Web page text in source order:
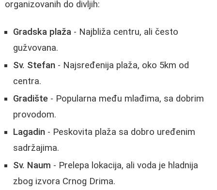
organizovanih do divljih:
Gradska plaža - Najbliža centru, ali često
gužvovana.
Sv. Stefan - Najsređenija plaža, oko 5km od
centra.
Gradište - Popularna među mlađima, sa dobrim
provodom.
Lagadin - Peskovita plaža sa dobro uređenim
sadržajima.
Sv. Naum - Prelepa lokacija, ali voda je hladnija
zbog izvora Crnog Drima.